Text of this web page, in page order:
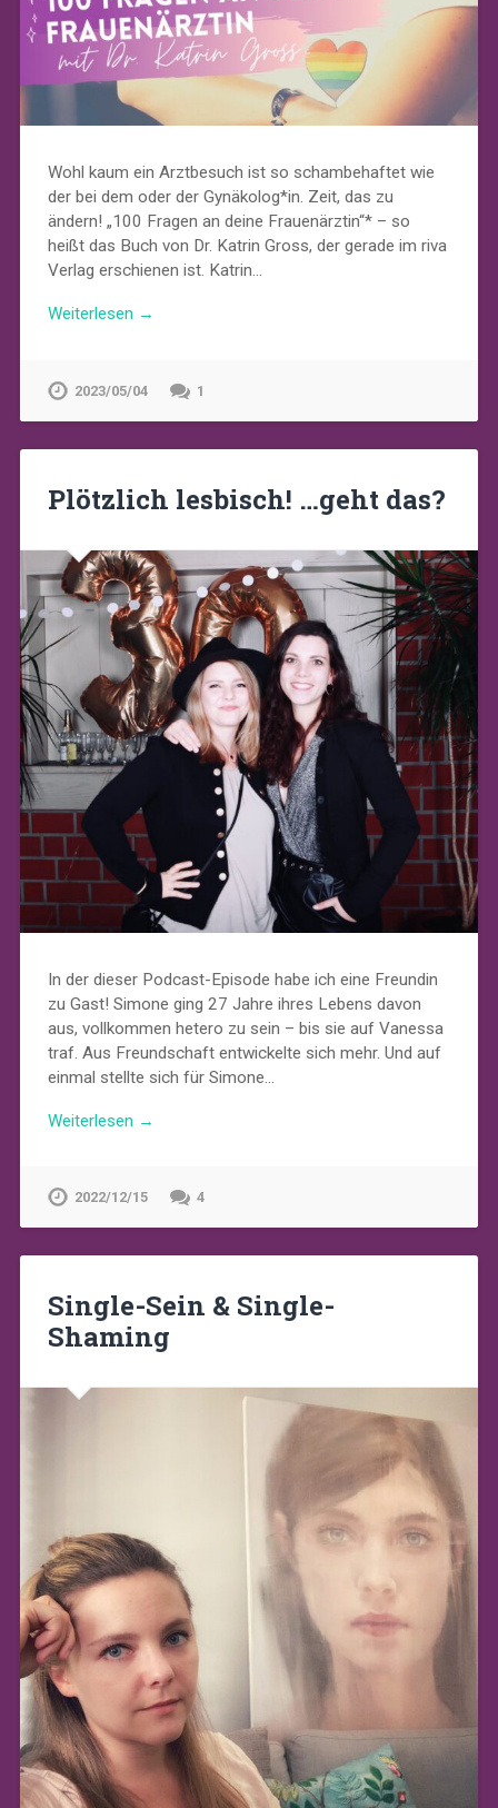
Wohl kaum ein Arztbesuch ist so schambehaftet wie
der bei dem oder der Gynäkolog*in. Zeit, das zu
ändern! „100 Fragen an deine Frauenärztin“* – so
heißt das Buch von Dr. Katrin Gross, der gerade im riva
Verlag erschienen ist. Katrin…
Weiterlesen →
2023/05/04 1
Plötzlich lesbisch! …geht das?
In der dieser Podcast-Episode habe ich eine Freundin
zu Gast! Simone ging 27 Jahre ihres Lebens davon
aus, vollkommen hetero zu sein – bis sie auf Vanessa
traf. Aus Freundschaft entwickelte sich mehr. Und auf
einmal stellte sich für Simone…
Weiterlesen →
2022/12/15 4
Single-Sein & Single-
Shaming